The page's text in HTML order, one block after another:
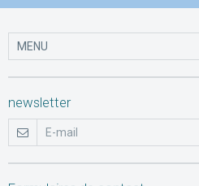
newsletter